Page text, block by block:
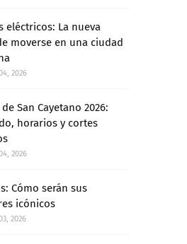
eléctricos: La nueva
moverse en una ciudad
2026
San Cayetano 2026:
horarios y cortes
2026
Cómo serán sus
icónicos
2026